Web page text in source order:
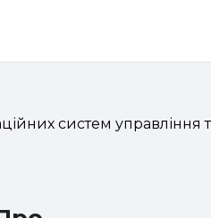
систем управління